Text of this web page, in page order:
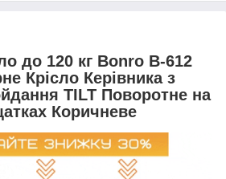
до 120 кг Bonro B-612
Крісло Керівника з
TILT Поворотне на
Коричневе